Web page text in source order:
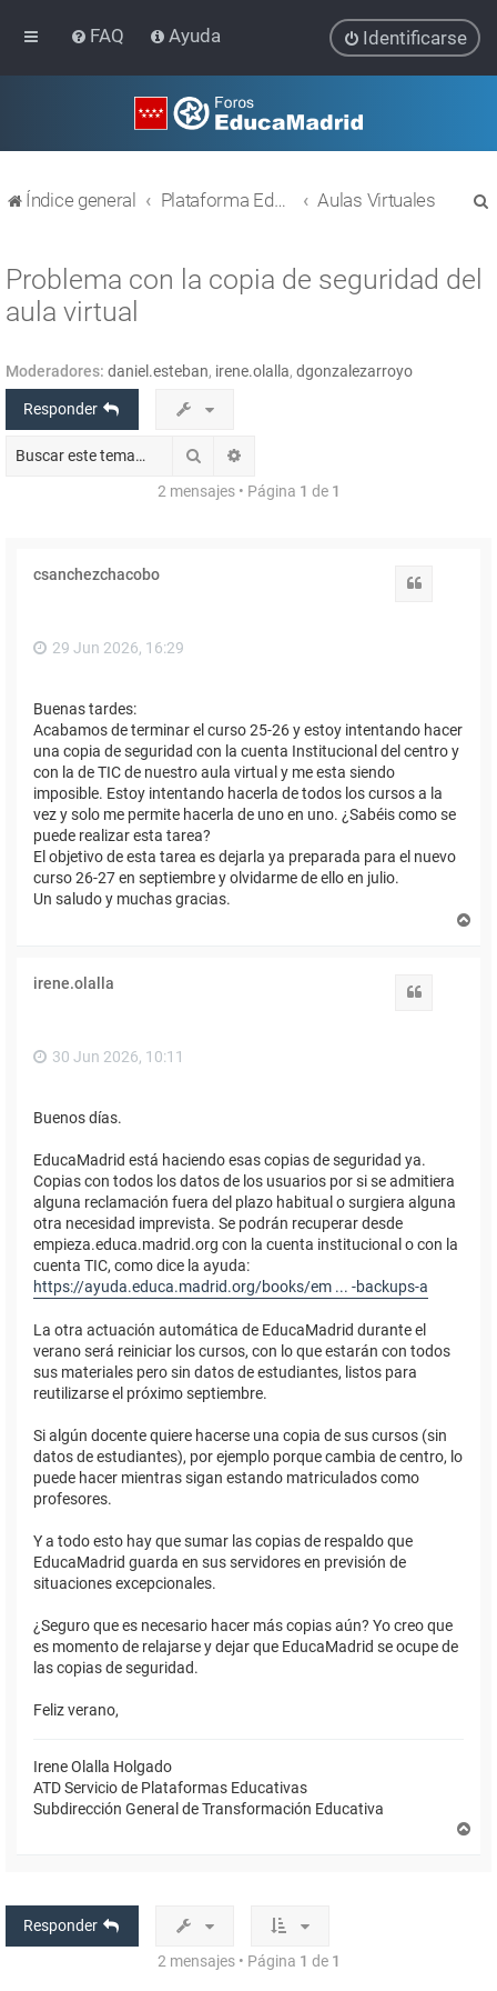
FAQ Ayuda Identificarse
Índice general Plataforma Educativa EducaMadrid Aulas Virtuales
Problema con la copia de seguridad del
aula virtual
Moderadores: daniel.esteban, irene.olalla, dgonzalezarroyo
Responder
Buscar
2 mensajes • Página 1 de 1
csanchezchacobo
29 Jun 2026, 16:29
Buenas tardes:
Acabamos de terminar el curso 25-26 y estoy intentando hacer
una copia de seguridad con la cuenta Institucional del centro y
con la de TIC de nuestro aula virtual y me esta siendo
imposible. Estoy intentando hacerla de todos los cursos a la
vez y solo me permite hacerla de uno en uno. ¿Sabéis como se
puede realizar esta tarea?
El objetivo de esta tarea es dejarla ya preparada para el nuevo
curso 26-27 en septiembre y olvidarme de ello en julio.
Un saludo y muchas gracias.
irene.olalla
30 Jun 2026, 10:11
Buenos días.
EducaMadrid está haciendo esas copias de seguridad ya.
Copias con todos los datos de los usuarios por si se admitiera
alguna reclamación fuera del plazo habitual o surgiera alguna
otra necesidad imprevista. Se podrán recuperar desde
empieza.educa.madrid.org con la cuenta institucional o con la
cuenta TIC, como dice la ayuda:
https://ayuda.educa.madrid.org/books/em ... -backups-a
La otra actuación automática de EducaMadrid durante el
verano será reiniciar los cursos, con lo que estarán con todos
sus materiales pero sin datos de estudiantes, listos para
reutilizarse el próximo septiembre.
Si algún docente quiere hacerse una copia de sus cursos (sin
datos de estudiantes), por ejemplo porque cambia de centro, lo
puede hacer mientras sigan estando matriculados como
profesores.
Y a todo esto hay que sumar las copias de respaldo que
EducaMadrid guarda en sus servidores en previsión de
situaciones excepcionales.
¿Seguro que es necesario hacer más copias aún? Yo creo que
es momento de relajarse y dejar que EducaMadrid se ocupe de
las copias de seguridad.
Feliz verano,
Irene Olalla Holgado
ATD Servicio de Plataformas Educativas
Subdirección General de Transformación Educativa
Responder
2 mensajes • Página 1 de 1